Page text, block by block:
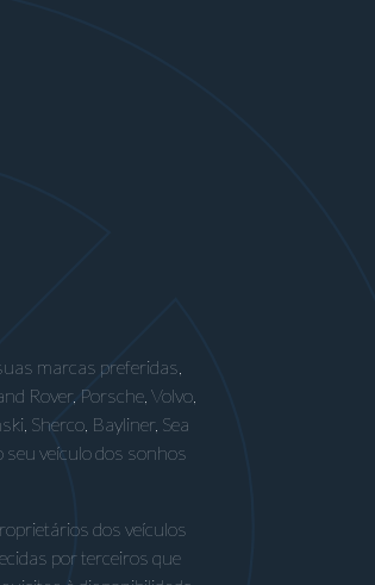
marcas preferidas,
Rover, Porsche, Volvo,
Sherco, Bayliner, Sea
seu veículo dos sonhos
dos veículos
por terceiros que